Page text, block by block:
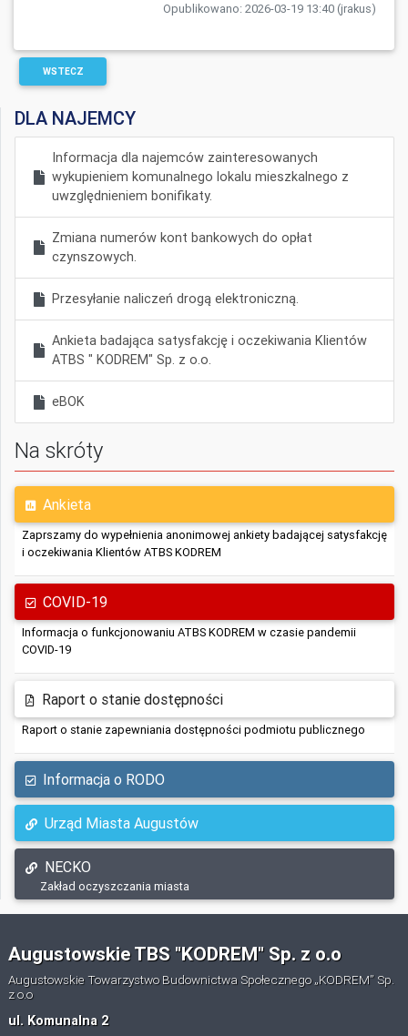
Opublikowano: 2026-03-19 13:40 (jrakus)
WSTECZ
DLA NAJEMCY
Informacja dla najemców zainteresowanych
wykupieniem komunalnego lokalu mieszkalnego z
uwzględnieniem bonifikaty.
Zmiana numerów kont bankowych do opłat
czynszowych.
Przesyłanie naliczeń drogą elektroniczną.
Ankieta badająca satysfakcję i oczekiwania Klientów
ATBS " KODREM" Sp. z o.o.
eBOK
Na skróty
Ankieta
Zaprszamy do wypełnienia anonimowej ankiety badającej satysfakcję
i oczekiwania Klientów ATBS KODREM
COVID-19
Informacja o funkcjonowaniu ATBS KODREM w czasie pandemii
COVID-19
Raport o stanie dostępności
Raport o stanie zapewniania dostępności podmiotu publicznego
Informacja o RODO
Urząd Miasta Augustów
NECKO
Zakład oczyszczania miasta
Augustowskie TBS "KODREM" Sp. z o.o
Augustowskie Towarzystwo Budownictwa Społecznego „KODREM” Sp.
z o.o
ul. Komunalna 2